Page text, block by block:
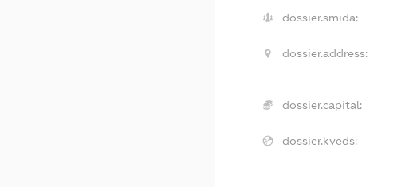
dossier.smida:
dossier.address:
dossier.capital:
dossier.kveds: